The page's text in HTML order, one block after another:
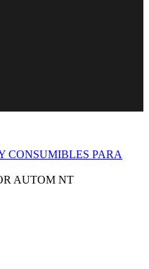
CONSUMIBLES PARA
AUTOM NT